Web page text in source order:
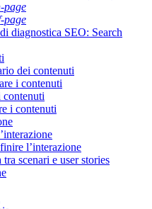
page
page
diagnostica SEO: Search
dei contenuti
i contenuti
i contenuti
l’interazione
scenari e user stories